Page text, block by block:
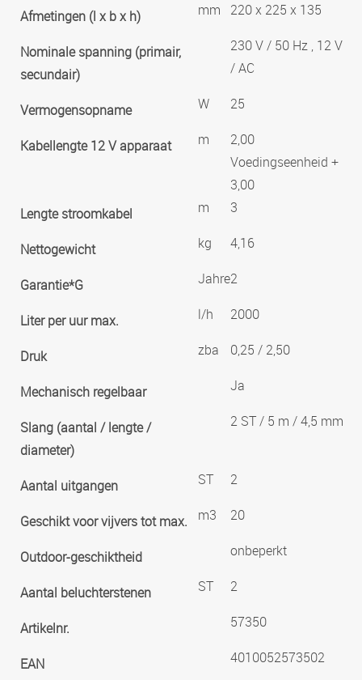
Afmetingen (l x b x h) mm 220 x 225 x 135
Nominale spanning (primair,
secundair)
230 V / 50 Hz , 12 V
/ AC
Vermogensopname W 25
Kabellengte 12 V apparaat m
2,00
Voedingseenheid +
3,00
Lengte stroomkabel
m 3
Nettogewicht kg 4,16
Garantie*G Jahre2
Liter per uur max. l/h 2000
Druk zba 0,25 / 2,50
Mechanisch regelbaar Ja
Slang (aantal / lengte /
diameter)
2 ST / 5 m / 4,5 mm
Aantal uitgangen ST 2
Geschikt voor vijvers tot max. m3 20
Outdoor-geschiktheid onbeperkt
Aantal beluchterstenen ST 2
Artikelnr. 57350
EAN 4010052573502